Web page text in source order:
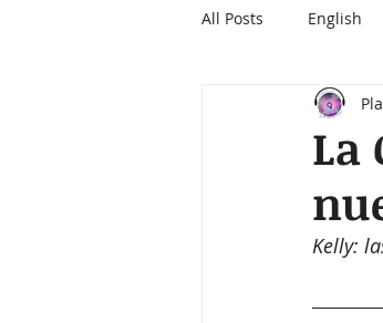
All Posts English
La
Kelly: